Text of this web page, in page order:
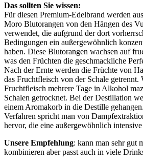
Das sollten Sie wissen:
Für diesen Premium-Edelbrand werden
Moro Blutorangen von den Hängen des
verwendet, die aufgrund der dort
Bedingungen ein außergewöhnlich
haben. Diese Blutorangen wachsen auf
was den Früchten die geschmackliche
Nach der Ernte werden die Früchte von
das Fruchtfleisch von der Schale getrennt.
Fruchtfleisch mehrere Tage in Alkohol
Schalen getrocknet. Bei der Destillation
einem Aromakorb in die Destille
Verfahren spricht man von
hervor, die eine außergewöhnlich
Unsere Empfehlung: kann man sehr gut
kombinieren aber passt auch in viele